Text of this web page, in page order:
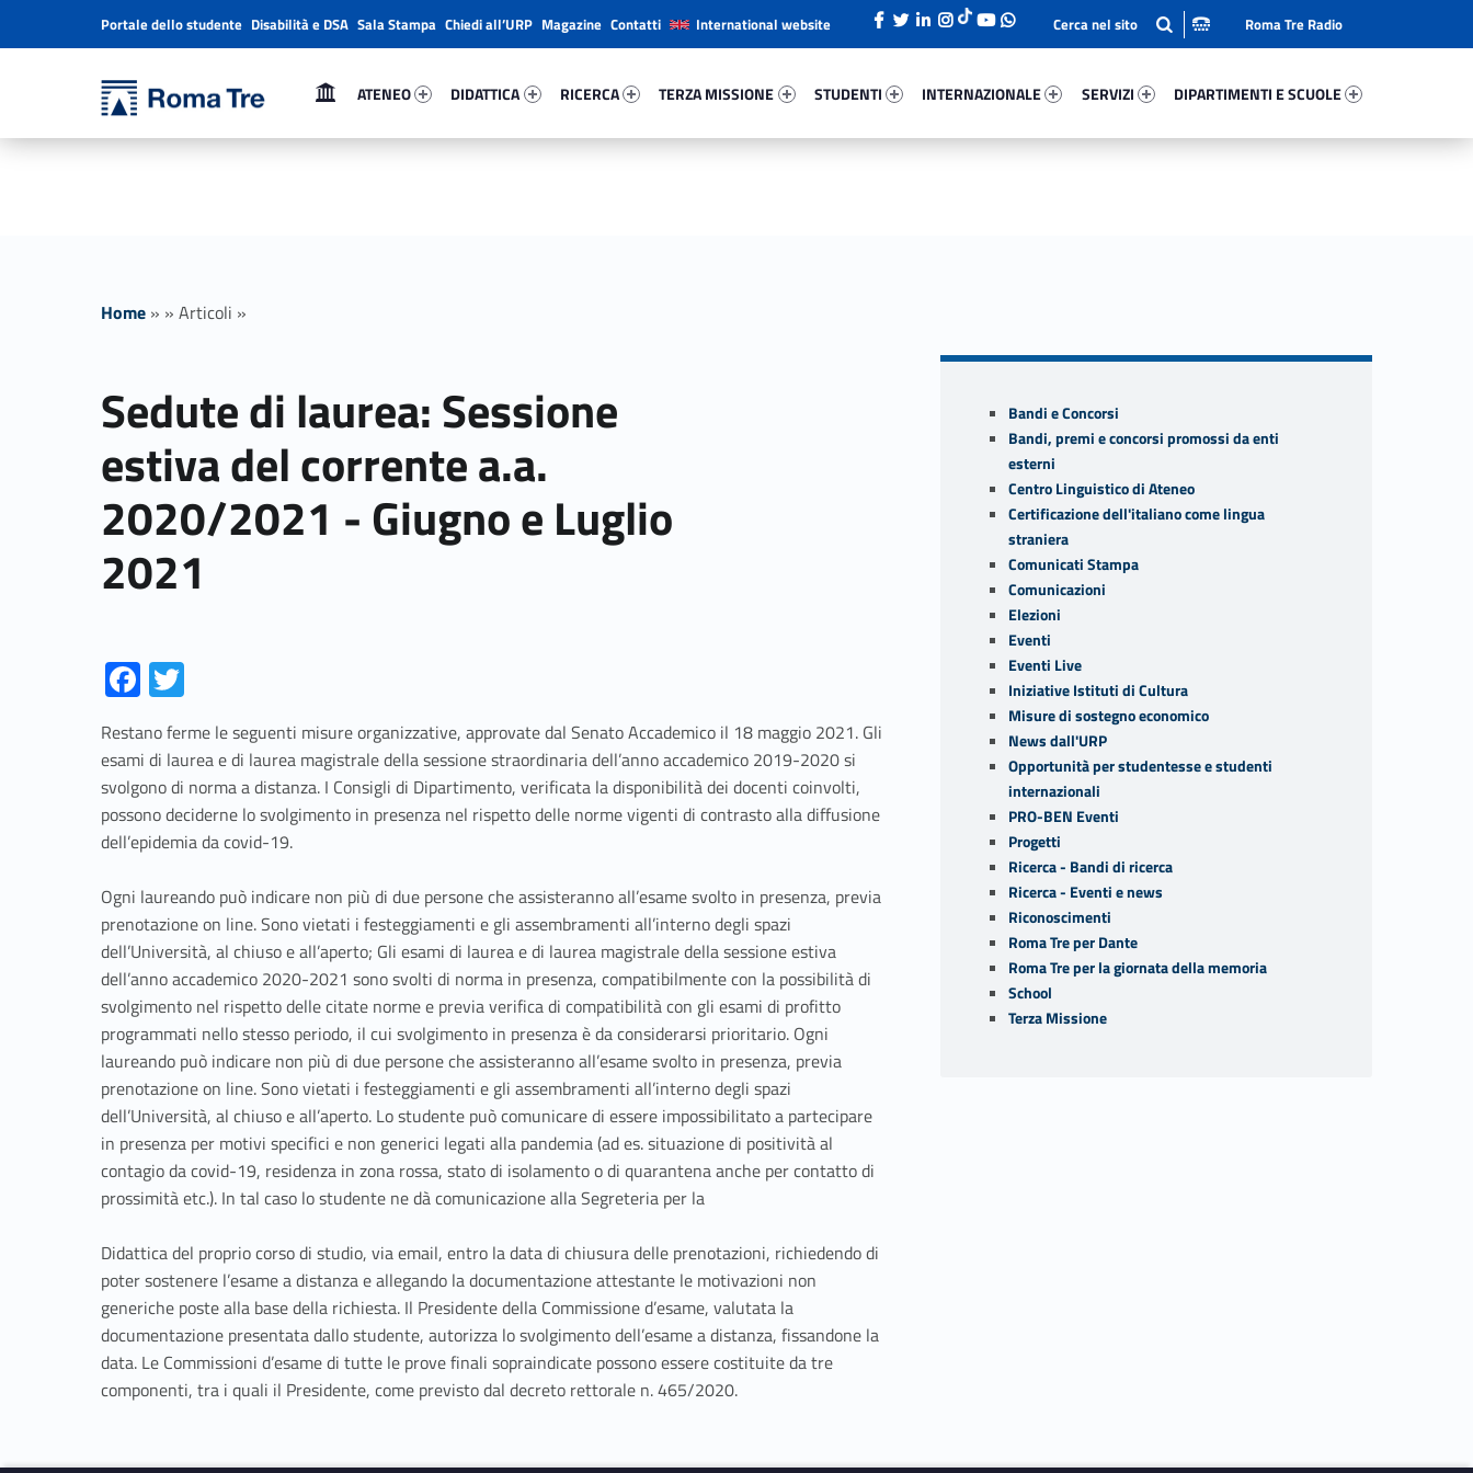
Sedute di laurea: Sessione estiva del corrente a.a. 2020/2021 - Giugno e Luglio 2021 - Università Roma Tre
Primary Menu
ATENEO
DIDATTICA
RICERCA
TERZA MISSIONE
STUDENTI
INTERNAZIONALE
SERVIZI
DIPARTIMENTI E SCUOLE
Header info sidebar
Portale dello studente Disabilità e DSA Sala Stampa Chiedi all’URP Magazine Contatti International website Roma Tre Radio
Home » » Articoli »
Sedute di laurea: Sessione
estiva del corrente a.a.
2020/2021 - Giugno e Luglio
2021
Link identifier #identifier__121007-1 Fa
ce
b
o
o
k
Link identifier #identifier__4207-2
itt
er
Restano ferme le seguenti misure organizzative, approvate dal Senato Accademico il 18 maggio 2021. Gli
esami di laurea e di laurea magistrale della sessione straordinaria dell’anno accademico 2019-2020 si
svolgono di norma a distanza. I Consigli di Dipartimento, verificata la disponibilità dei docenti coinvolti,
possono deciderne lo svolgimento in presenza nel rispetto delle norme vigenti di contrasto alla diffusione
dell’epidemia da covid-19.
Ogni laureando può indicare non più di due persone che assisteranno all’esame svolto in presenza, previa
prenotazione on line. Sono vietati i festeggiamenti e gli assembramenti all’interno degli spazi
dell’Università, al chiuso e all’aperto; Gli esami di laurea e di laurea magistrale della sessione estiva
dell’anno accademico 2020-2021 sono svolti di norma in presenza, compatibilmente con la possibilità di
svolgimento nel rispetto delle citate norme e previa verifica di compatibilità con gli esami di profitto
programmati nello stesso periodo, il cui svolgimento in presenza è da considerarsi prioritario. Ogni
laureando può indicare non più di due persone che assisteranno all’esame svolto in presenza, previa
prenotazione on line. Sono vietati i festeggiamenti e gli assembramenti all’interno degli spazi
dell’Università, al chiuso e all’aperto. Lo studente può comunicare di essere impossibilitato a partecipare
in presenza per motivi specifici e non generici legati alla pandemia (ad es. situazione di positività al
contagio da covid-19, residenza in zona rossa, stato di isolamento o di quarantena anche per contatto di
prossimità etc.). In tal caso lo studente ne dà comunicazione alla Segreteria per la
Didattica del proprio corso di studio, via email, entro la data di chiusura delle prenotazioni, richiedendo di
poter sostenere l’esame a distanza e allegando la documentazione attestante le motivazioni non
generiche poste alla base della richiesta. Il Presidente della Commissione d’esame, valutata la
documentazione presentata dallo studente, autorizza lo svolgimento dell’esame a distanza, fissandone la
data. Le Commissioni d’esame di tutte le prove finali sopraindicate possono essere costituite da tre
componenti, tra i quali il Presidente, come previsto dal decreto rettorale n. 465/2020.
Sidebar Bandi e Concorsi
Bandi, premi e concorsi promossi da enti
esterni
Centro Linguistico di Ateneo
Certificazione dell'italiano come lingua
straniera
Comunicati Stampa
Comunicazioni
Elezioni
Eventi
Eventi Live
Iniziative Istituti di Cultura
Misure di sostegno economico
News dall'URP
Opportunità per studentesse e studenti
internazionali
PRO-BEN Eventi
Progetti
Ricerca - Bandi di ricerca
Ricerca - Eventi e news
Riconoscimenti
Roma Tre per Dante
Roma Tre per la giornata della memoria
School
Terza Missione